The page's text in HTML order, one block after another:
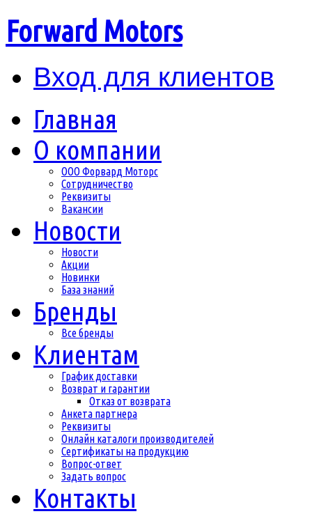
Forward Motors
Вход для клиентов
Главная
О компании
ООО Форвард Моторс
Сотрудничество
Реквизиты
Вакансии
Новости
Новости
Акции
Новинки
База знаний
Бренды
Все бренды
Клиентам
График доставки
Возврат и гарантии
Отказ от возврата
Анкета партнера
Реквизиты
Онлайн каталоги производителей
Сертификаты на продукцию
Вопрос-ответ
Задать вопрос
Контакты